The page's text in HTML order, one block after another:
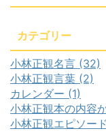
カテゴリー
小林正観名言 (32)
小林正観言葉 (2)
カレンダー (1)
小林正観本の内容
小林正観エピソー